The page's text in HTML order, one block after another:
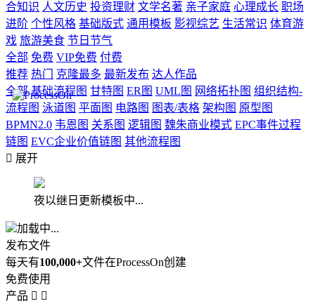
合知识 人文历史 投资理财 文学名著 亲子家庭 心理成长 职场
进阶 个性风格 基础版式 通用模板 影视综艺 生活常识 体育游
戏 旅游美食 节日节气
全部 免费 VIP免费 付费
推荐 热门 克隆最多 最新发布 达人作品
全部 基础流程图 甘特图 ER图 UML图 网络拓扑图 组织结构-
流程图 泳道图 平面图 电路图 图表/表格 架构图 原型图
BPMN2.0 韦恩图 关系图 逻辑图 魏朱商业模式 EPC事件过程
链图 EVC企业价值链图 其他流程图
 展开
夜以继日更新模板中...
加载中...
发布文件
每天有100,000+文件在ProcessOn创建
免费使用
产品  